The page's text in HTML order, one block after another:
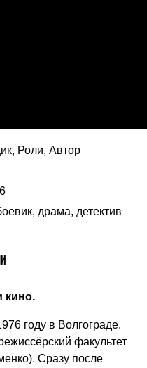
Роли, Автор
драма, детектив
кино.
году в Волгограде.
факультет
Сразу после